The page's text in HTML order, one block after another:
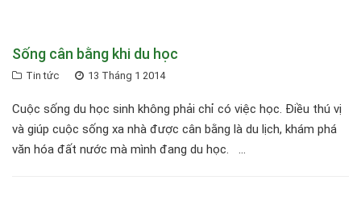
Sống cân bằng khi du học
Tin tức 13 Tháng 1 2014
Cuộc sống du học sinh không phải chỉ có việc học. Điều thú vị
và giúp cuộc sống xa nhà được cân bằng là du lịch, khám phá
văn hóa đất nước mà mình đang du học. ...